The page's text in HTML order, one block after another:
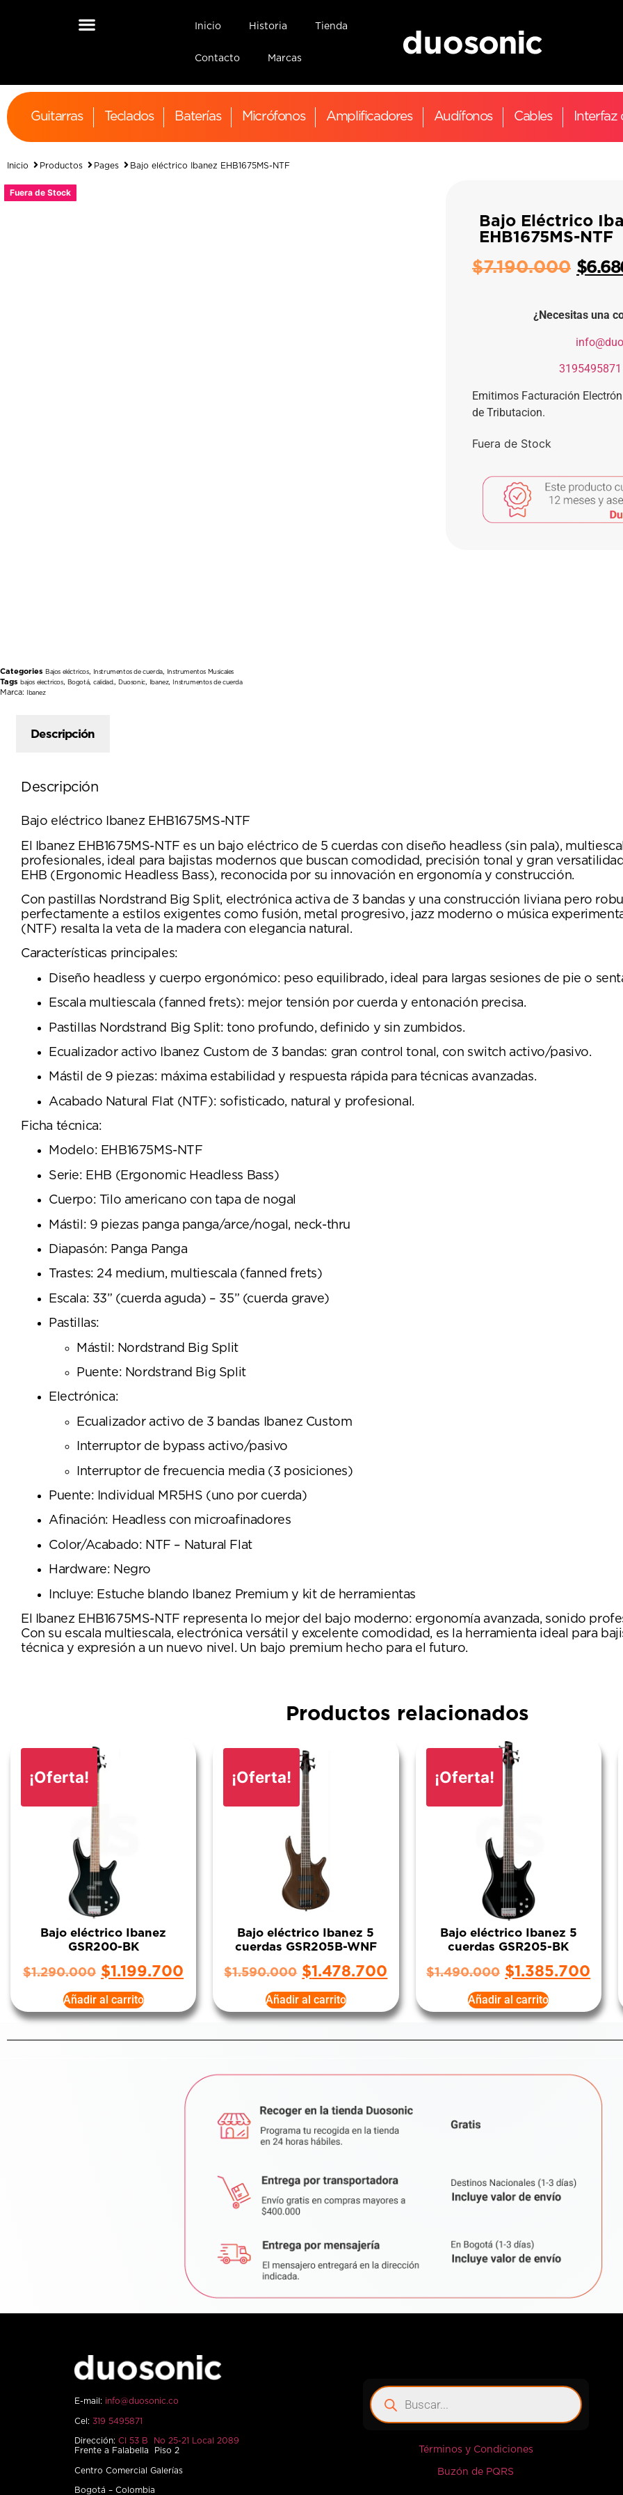
Inicio Historia Tienda
Contacto Marcas
Guitarras Teclados Baterías Micrófonos Amplificadores Audífonos Cables Interfaz
Inicio Productos Pages Bajo eléctrico Ibanez EHB1675MS-NTF
Fuera de Stock
Categories Bajos eléctricos, Instrumentos de cuerda, Instrumentos Musicales
Tags bajos electricos, Bogotá,calidad.,Duosonic, Ibanez, Instrumentos de cuerda
Marca: Ibanez
Bajo Eléctrico
EHB1675MS-NTF
$7.190.000 $
¿Necesitas una
Emitimos Facturación
de Tributacion.
Fuera de Stock
Descripción
Descripción
Bajo eléctrico Ibanez EHB1675MS-NTF
El Ibanez EHB1675MS-NTF es un bajo eléctrico de 5 cuerdas con diseño headless (sin pala),
profesionales, ideal para bajistas modernos que buscan comodidad, precisión tonal y gran
EHB (Ergonomic Headless Bass), reconocida por su innovación en ergonomía y construcción.
Con pastillas Nordstrand Big Split, electrónica activa de 3 bandas y una construcción liviana pero
perfectamente a estilos exigentes como fusión, metal progresivo, jazz moderno o música
(NTF) resalta la veta de la madera con elegancia natural.
Características principales:
Diseño headless y cuerpo ergonómico: peso equilibrado, ideal para largas sesiones de pie o
Escala multiescala (fanned frets): mejor tensión por cuerda y entonación precisa.
Pastillas Nordstrand Big Split: tono profundo, definido y sin zumbidos.
Ecualizador activo Ibanez Custom de 3 bandas: gran control tonal, con switch activo/pasivo.
Mástil de 9 piezas: máxima estabilidad y respuesta rápida para técnicas avanzadas.
Acabado Natural Flat (NTF): sofisticado, natural y profesional.
Ficha técnica:
Modelo: EHB1675MS-NTF
Serie: EHB (Ergonomic Headless Bass)
Cuerpo: Tilo americano con tapa de nogal
Mástil: 9 piezas panga panga/arce/nogal, neck-thru
Diapasón: Panga Panga
Trastes: 24 medium, multiescala (fanned frets)
Escala: 33” (cuerda aguda) – 35” (cuerda grave)
Pastillas:
Mástil: Nordstrand Big Split
Puente: Nordstrand Big Split
Electrónica:
Ecualizador activo de 3 bandas Ibanez Custom
Interruptor de bypass activo/pasivo
Interruptor de frecuencia media (3 posiciones)
Puente: Individual MR5HS (uno por cuerda)
Afinación: Headless con microafinadores
Color/Acabado: NTF – Natural Flat
Hardware: Negro
Incluye: Estuche blando Ibanez Premium y kit de herramientas
El Ibanez EHB1675MS-NTF representa lo mejor del bajo moderno: ergonomía avanzada, sonido
Con su escala multiescala, electrónica versátil y excelente comodidad, es la herramienta ideal para
técnica y expresión a un nuevo nivel. Un bajo premium hecho para el futuro.
Productos relacionados
¡Oferta!
Bajo eléctrico Ibanez
GSR200-BK
$1.290.000 $1.199.700
Añadir al carrito
¡Oferta!
Bajo eléctrico Ibanez 5
cuerdas GSR205B-WNF
$1.590.000 $1.478.700
Añadir al carrito
¡Oferta!
Bajo eléctrico Ibanez 5
cuerdas GSR205-BK
$1.490.000 $1.385.700
Añadir al carrito
E-mail: info@duosonic.co
Cel: 319 5495871
Dirección: Cl 53 B No 25-21 Local 2089
Frente a Falabella Piso 2
Centro Comercial Galerías
Bogotá – Colombia
Términos y Condiciones
Buzón de PQRS